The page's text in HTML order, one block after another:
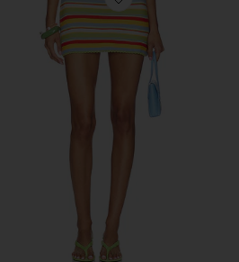
Favorite ШОРТЫ CELESTE